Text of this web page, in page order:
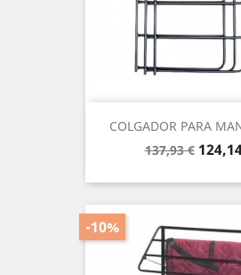
COLGADOR PARA
Precio
137,93 € Precio
-10%